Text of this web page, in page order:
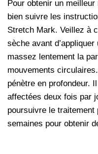
Pour obtenir un
bien suivre les
Stretch Mark. Veillez à
sèche avant
massez lentement la
mouvements
pénètre en profondeur.
affectées deux fois par
poursuivre le traitement
semaines pour obtenir